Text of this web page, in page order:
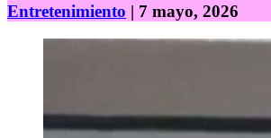
Entretenimiento | 7 mayo, 2026